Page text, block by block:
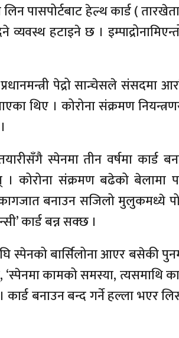
पासपोर्टबाट हेल्थ कार्ड (
व्यवस्थ हटाइने छ ।
पेद्रो सान्चेसले संसदमा
थिए । कोरोना संक्रमण
स्पेनमा तीन वर्षमा कार्ड
कोरोना संक्रमण बढेको बेलामा
बनाउन सजिलो मुलुकमध्ये
कार्ड बन्न सक्छ ।
स्पेनको बार्सिलोना आएर बसेकी
कामको समस्या, त्यसमाथि
बनाउन बन्द गर्ने हल्ला भएर